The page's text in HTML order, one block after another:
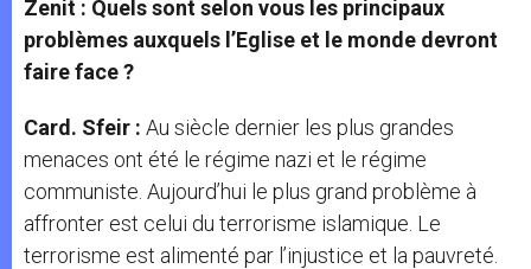
Zenit : Quels sont selon vous les principaux
problèmes auxquels l’Eglise et le monde devront
faire face ?
Card. Sfeir : Au siècle dernier les plus grandes
menaces ont été le régime nazi et le régime
communiste. Aujourd’hui le plus grand problème à
affronter est celui du terrorisme islamique. Le
terrorisme est alimenté par l’injustice et la pauvreté.